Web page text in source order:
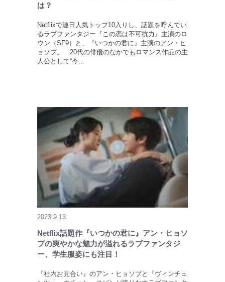
は？
Netflixで連日人気トップ10入りし、話題を呼んでい
るラブファンタジー『この恋は不可抗力』主演のロ
ウン（SF9）と、『いつかの君に』主演のアン・ヒ
ョソプ。 20代の俳優のなかでもロマンス作品の主
人公として“今…
2023.9.13
Netflix話題作『いつかの君に』アン・ヒョソ
プの爽やかな魅力が溢れるラブファンタジ
ー、学生服姿にも注目！
『社内お見合い』のアン・ヒョソプと『ヴィンチェ